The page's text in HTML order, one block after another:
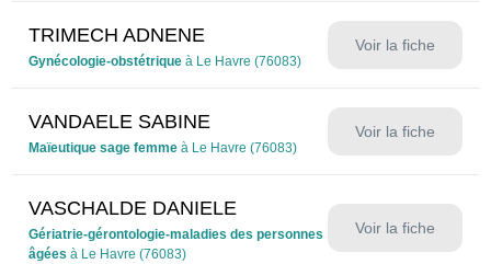
TRIMECH ADNENE
Gynécologie-obstétrique à Le Havre (76083)
Voir la fiche
VANDAELE SABINE
Maïeutique sage femme à Le Havre (76083)
Voir la fiche
VASCHALDE DANIELE
Gériatrie-gérontologie-maladies des personnes
âgées à Le Havre (76083)
Voir la fiche